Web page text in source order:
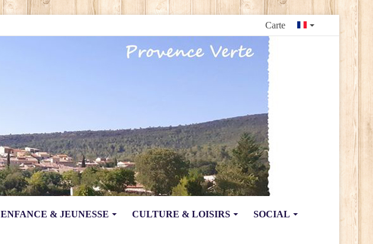
Carte
ENFANCE & JEUNESSE CULTURE & LOISIRS SOCIAL